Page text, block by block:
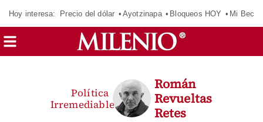
Hoy interesa: Precio del dólar Ayotzinapa Bloqueos HOY Mi Beca
Política
Irremediable
Román
Revueltas
Retes